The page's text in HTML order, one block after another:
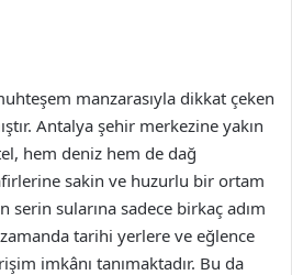
manzarasıyla dikkat çeken
Antalya şehir merkezine yakın
hem deniz hem de dağ
sakin ve huzurlu bir ortam
serin sularına sadece birkaç adım
tarihi yerlere ve eğlence
imkânı tanımaktadır. Bu da